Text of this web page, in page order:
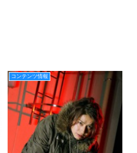
コンテンツ情報